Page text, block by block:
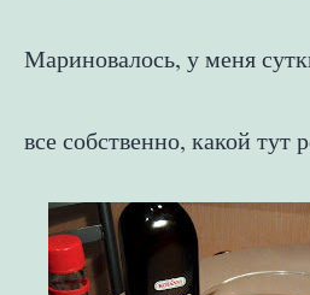
Мариновалось, у меня
все собственно, какой тут